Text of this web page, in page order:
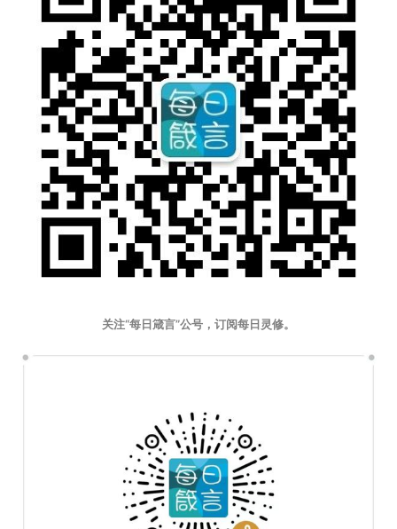
关注“每日箴言”公号，订阅每日灵修。